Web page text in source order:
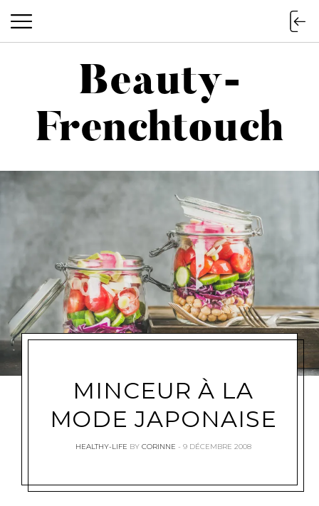
Beauty-Frenchtouch
Beauty-
Frenchtouch
MINCEUR À LA
MODE JAPONAISE
HEALTHY-LIFE BY CORINNE 9 DÉCEMBRE 2008